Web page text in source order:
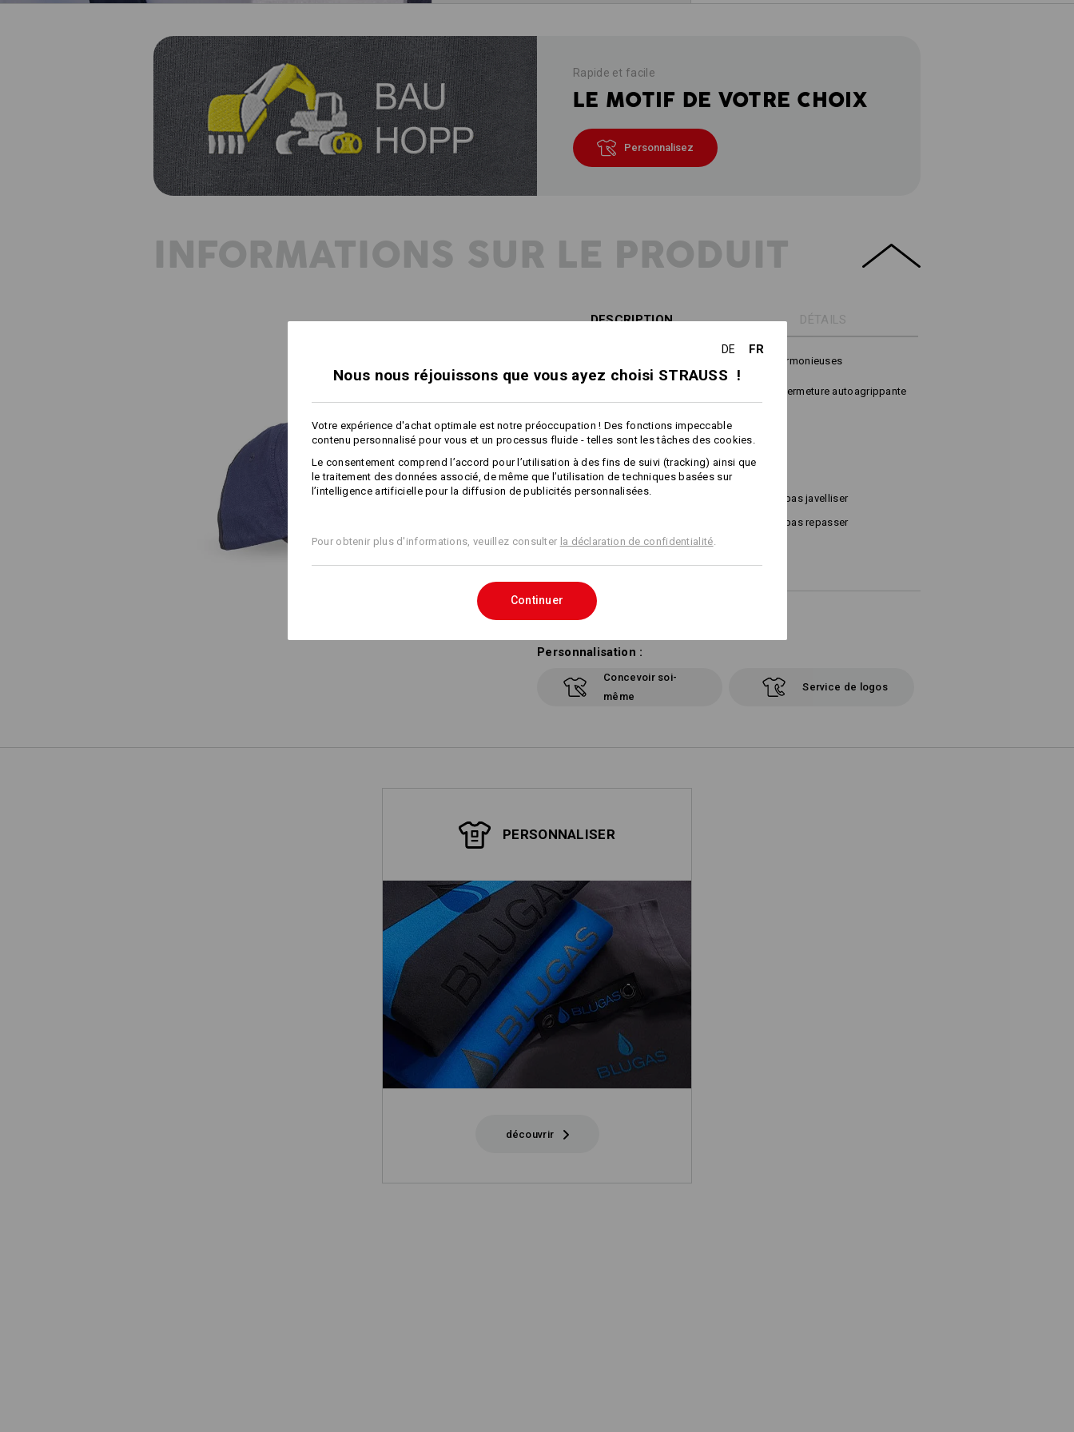
Rapide et facile
LE MOTIF DE VOTRE CHOIX
Personnalisez
INFORMATIONS SUR LE PRODUIT
DESCRIPTION DÉTAILS
des combinaisons bicolores modernes et harmonieuses
visière de casquette rigide
réglage de la largeur en continu grâce à une fermeture autoagrippante
Taille universelle
Matière :
Conseils d'entretien :
Lavage à la main
Ne pas javelliser
Ne pas repasser
Ne pas nettoyer à sec
Personnalisation :
Concevoir soi-
même
Service de logos
PERSONNALISER
découvrir
DE FR
Nous nous réjouissons que vous ayez choisi STRAUSS !
Votre expérience d'achat optimale est notre préoccupation ! Des fonctions impeccable
contenu personnalisé pour vous et un processus fluide - telles sont les tâches des cookies.
Le consentement comprend l’accord pour l’utilisation à des fins de suivi (tracking) ainsi que
le traitement des données associé, de même que l’utilisation de techniques basées sur
l’intelligence artificielle pour la diffusion de publicités personnalisées.
Pour obtenir plus d'informations, veuillez consulter la déclaration de confidentialité
Continuer